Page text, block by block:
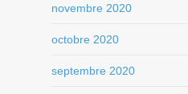
novembre 2020
octobre 2020
septembre 2020